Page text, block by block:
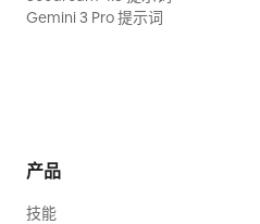
Gemini 3 Pro 提示词
产品
技能